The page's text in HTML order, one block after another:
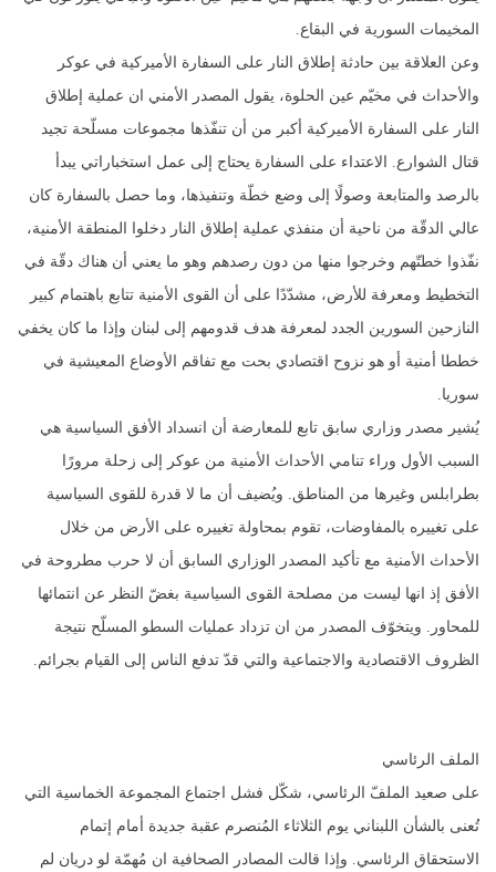
المخيمات السورية في البقاع.
وعن العلاقة بين حادثة إطلاق النار على السفارة الأميركية في عوكر
والأحداث في مخيّم عين الحلوة، يقول المصدر الأمني ان عملية إطلاق
النار على السفارة الأميركية أكبر من أن تنفّذها مجموعات مسلّحة تجيد
قتال الشوارع. الاعتداء على السفارة يحتاج إلى عمل استخباراتي يبدأ
بالرصد والمتابعة وصولًا إلى وضع خطّة وتنفيذها، وما حصل بالسفارة كان
عالي الدقّة من ناحية أن منفذي عملية إطلاق النار دخلوا المنطقة الأمنية،
نفّذوا خطتّهم وخرجوا منها من دون رصدهم وهو ما يعني أن هناك دقّة في
التخطيط ومعرفة للأرض، مشدّدًا على أن القوى الأمنية تتابع باهتمام كبير
النازحين السورين الجدد لمعرفة هدف قدومهم إلى لبنان وإذا ما كان يخفي
خططا أمنية أو هو نزوح اقتصادي بحت مع تفاقم الأوضاع المعيشية في
سوريا.
يُشير مصدر وزاري سابق تابع للمعارضة أن انسداد الأفق السياسية هي
السبب الأول وراء تنامي الأحداث الأمنية من عوكر إلى زحلة مرورًا
بطرابلس وغيرها من المناطق. ويُضيف أن ما لا قدرة للقوى السياسية
على تغييره بالمفاوضات، تقوم بمحاولة تغييره على الأرض من خلال
الأحداث الأمنية مع تأكيد المصدر الوزاري السابق أن لا حرب مطروحة في
الأفق إذ انها ليست من مصلحة القوى السياسية بغضّ النظر عن انتمائها
للمحاور. ويتخوّف المصدر من ان تزداد عمليات السطو المسلّح نتيجة
الظروف الاقتصادية والاجتماعية والتي قدّ تدفع الناس إلى القيام بجرائم.
الملف الرئاسي
على صعيد الملفّ الرئاسي، شكّل فشل اجتماع المجموعة الخماسية التي
تُعنى بالشأن اللبناني يوم الثلاثاء المُنصرم عقبة جديدة أمام إتمام
الاستحقاق الرئاسي. وإذا قالت المصادر الصحافية ان مُهمّة لو دريان لم